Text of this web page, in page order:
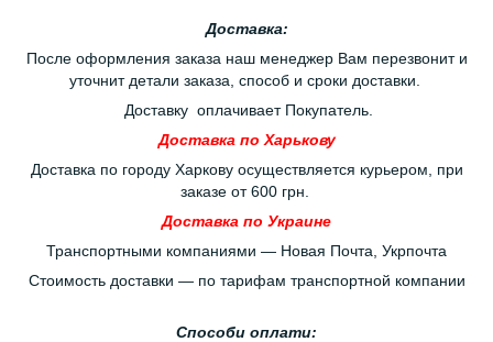
Доставка:
После оформления заказа наш менеджер Вам перезвонит и
уточнит детали заказа, способ и сроки доставки.
Доставку оплачивает Покупатель.
Доставка по Харькову
Доставка по городу Харкову осуществляется курьером, при
заказе от 600 грн.
Доставка по Украине
Транспортными компаниями — Новая Почта, Укрпочта
Стоимость доставки — по тарифам транспортной компании
Способи оплати: